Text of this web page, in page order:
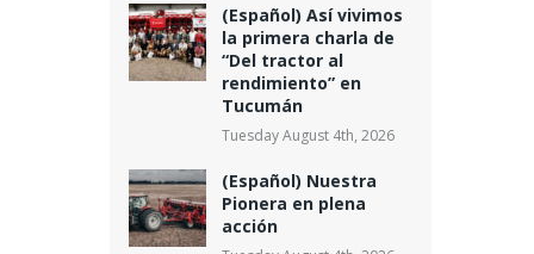
(Español) Así vivimos
la primera charla de
“Del tractor al
rendimiento” en
Tucumán
Tuesday August 4th, 2026
(Español) Nuestra
Pionera en plena
acción